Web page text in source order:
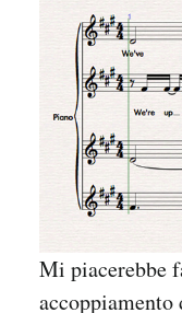
Mi piacerebbe